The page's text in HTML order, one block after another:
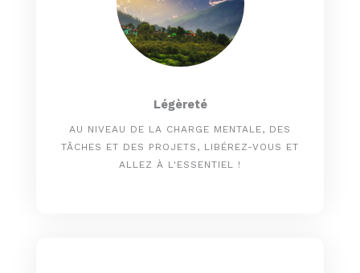
Légèreté
AU NIVEAU DE LA CHARGE MENTALE, DES
TÂCHES ET DES PROJETS, LIBÉREZ-VOUS ET
ALLEZ À L'ESSENTIEL !